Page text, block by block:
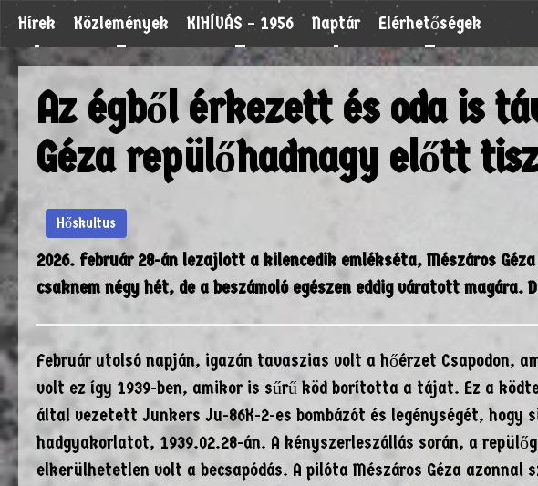
Hírek Közlemények KIHÍVÁS – 1956 Naptár Elérhetőségek
Az égből érkezett és oda is
Géza repülőhadnagy előtt
Hőskultus
2026. február 28-án lezajlott a kilencedik emlékséta, Mészáros
csaknem négy hét, de a beszámoló egészen eddig váratott magára.
Február utolsó napján, igazán tavaszias volt a hőérzet Csapodon,
volt ez így 1939-ben, amikor is sűrű köd borította a tájat. Ez a
által vezetett Junkers Ju-86K-2-es bombázót és legénységét,
hadgyakorlatot, 1939.02.28-án. A kényszerleszállás során, a
elkerülhetetlen volt a becsapódás. A pilóta Mészáros Géza